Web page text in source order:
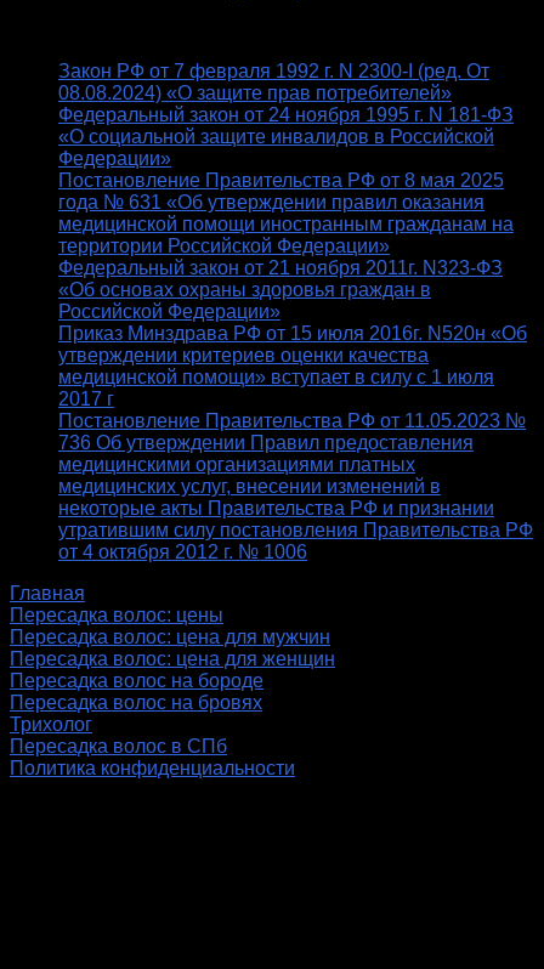
Закон РФ от 7 февраля 1992 г. N 2300-I (ред. От
08.08.2024) «О защите прав потребителей»
Федеральный закон от 24 ноября 1995 г. N 181-ФЗ
«О социальной защите инвалидов в Российской
Федерации»
Постановление Правительства РФ от 8 мая 2025
года № 631 «Об утверждении правил оказания
медицинской помощи иностранным гражданам на
территории Российской Федерации»
Федеральный закон от 21 ноября 2011г. N323-ФЗ
«Об основах охраны здоровья граждан в
Российской Федерации»
Приказ Минздрава РФ от 15 июля 2016г. N520н «Об
утверждении критериев оценки качества
медицинской помощи» вступает в силу с 1 июля
2017 г
Постановление Правительства РФ от 11.05.2023 №
736 Об утверждении Правил предоставления
медицинскими организациями платных
медицинских услуг, внесении изменений в
некоторые акты Правительства РФ и признании
утратившим силу постановления Правительства РФ
от 4 октября 2012 г. № 1006
Главная
Пересадка волос: цены
Пересадка волос: цена для мужчин
Пересадка волос: цена для женщин
Пересадка волос на бороде
Пересадка волос на бровях
Трихолог
Пересадка волос в СПб
Политика конфиденциальности